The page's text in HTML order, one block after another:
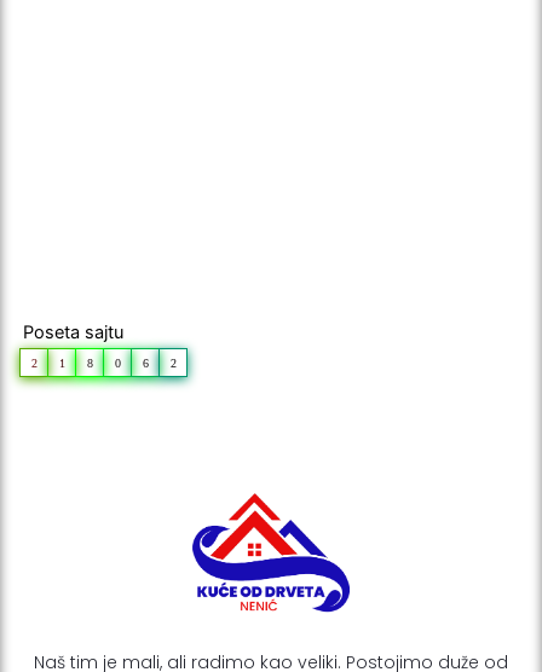
Naš tim je mali, ali radimo kao veliki. Postojimo duže od
Poseta sajtu
2 1 8 0 6 2